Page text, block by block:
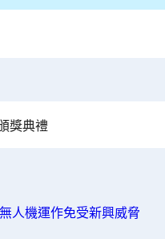
獎典禮
人機運作免受新興威脅